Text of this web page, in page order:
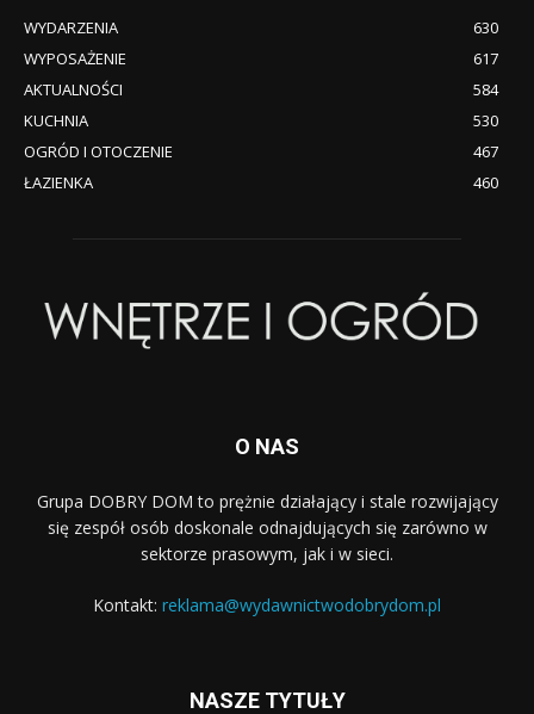
WYDARZENIA
630
WYPOSAŻENIE
617
AKTUALNOŚCI
584
KUCHNIA
530
OGRÓD I OTOCZENIE
467
ŁAZIENKA
460
O NAS
Grupa DOBRY DOM to prężnie działający i stale rozwijający
się zespół osób doskonale odnajdujących się zarówno w
sektorze prasowym, jak i w sieci.
Kontakt: reklama@wydawnictwodobrydom.pl
NASZE TYTUŁY